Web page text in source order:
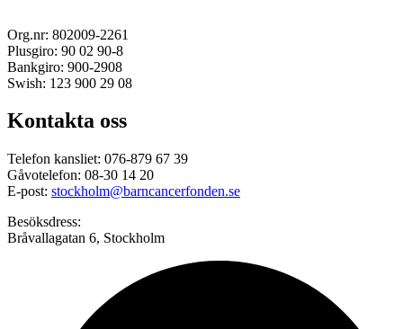
Org.nr: 802009-2261
Plusgiro: 90 02 90-8
Bankgiro: 900-2908
Swish: 123 900 29 08
Kontakta oss
Telefon kansliet: 076-879 67 39
Gåvotelefon: 08-30 14 20
E-post: stockholm@barncancerfonden.se
Besöksdress:
Bråvallagatan 6, Stockholm